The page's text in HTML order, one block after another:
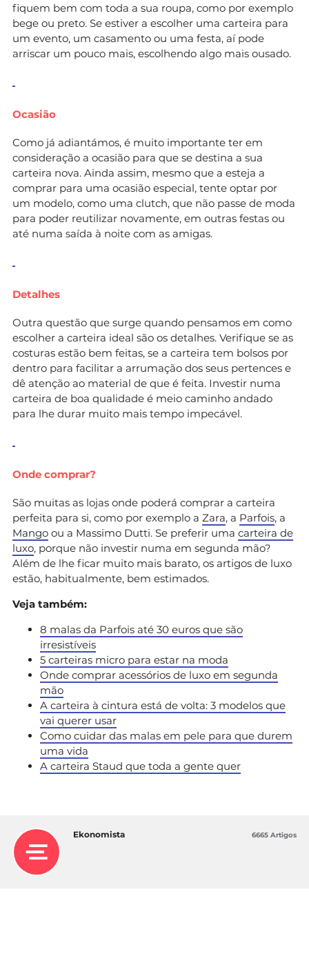
fiquem bem com toda a sua roupa, como por exemplo
bege ou preto. Se estiver a escolher uma carteira para
um evento, um casamento ou uma festa, aí pode
arriscar um pouco mais, escolhendo algo mais ousado.
Ocasião
Como já adiantámos, é muito importante ter em
consideração a ocasião para que se destina a sua
carteira nova. Ainda assim, mesmo que a esteja a
comprar para uma ocasião especial, tente optar por
um modelo, como uma clutch, que não passe de moda
para poder reutilizar novamente, em outras festas ou
até numa saída à noite com as amigas.
Detalhes
Outra questão que surge quando pensamos em como
escolher a carteira ideal são os detalhes. Verifique se as
costuras estão bem feitas, se a carteira tem bolsos por
dentro para facilitar a arrumação dos seus pertences e
dê atenção ao material de que é feita. Investir numa
carteira de boa qualidade é meio caminho andado
para lhe durar muito mais tempo impecável.
Onde comprar?
São muitas as lojas onde poderá comprar a carteira
perfeita para si, como por exemplo a Zara, a Parfois, a
Mango ou a Massimo Dutti. Se preferir uma carteira de
luxo, porque não investir numa em segunda mão?
Além de lhe ficar muito mais barato, os artigos de luxo
estão, habitualmente, bem estimados.
Veja também:
8 malas da Parfois até 30 euros que são
irresistíveis
5 carteiras micro para estar na moda
Onde comprar acessórios de luxo em segunda
mão
A carteira à cintura está de volta: 3 modelos que
vai querer usar
Como cuidar das malas em pele para que durem
uma vida
A carteira Staud que toda a gente quer
Ekonomista 6665 Artigos